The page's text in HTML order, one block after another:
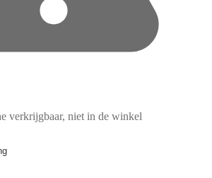
verkrijgbaar, niet in de winkel